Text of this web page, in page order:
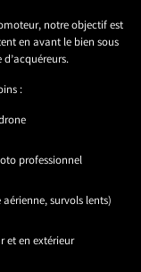
notre objectif est
en avant le bien sous
:
professionnel
survols lents)
et en extérieur